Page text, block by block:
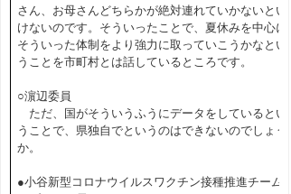
さん、お母さんどちらかが絶対連れていかないとい
けないのです。そういったことで、夏休みを中心に
そういった体制をより強力に取っていこうかなとい
うことを市町村とは話しているところです。
○濵辺委員
ただ、国がそういうふうにデータをしているとい
うことで、県独自でというのはできないのでしょう
か。
●小谷新型コロナウイルスワクチン接種推進チーム